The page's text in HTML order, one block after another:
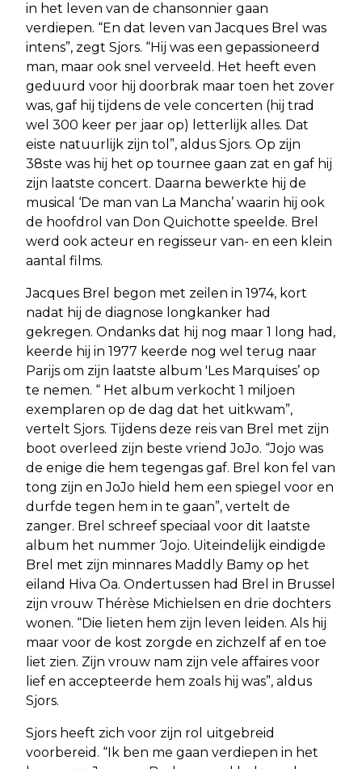
in het leven van de chansonnier gaan
verdiepen. “En dat leven van Jacques Brel was
intens”, zegt Sjors. “Hij was een gepassioneerd
man, maar ook snel verveeld. Het heeft even
geduurd voor hij doorbrak maar toen het zover
was, gaf hij tijdens de vele concerten (hij trad
wel 300 keer per jaar op) letterlijk alles. Dat
eiste natuurlijk zijn tol”, aldus Sjors. Op zijn
38ste was hij het op tournee gaan zat en gaf hij
zijn laatste concert. Daarna bewerkte hij de
musical ‘De man van La Mancha’ waarin hij ook
de hoofdrol van Don Quichotte speelde. Brel
werd ook acteur en regisseur van- en een klein
aantal films.
Jacques Brel begon met zeilen in 1974, kort
nadat hij de diagnose longkanker had
gekregen. Ondanks dat hij nog maar 1 long had,
keerde hij in 1977 keerde nog wel terug naar
Parijs om zijn laatste album 'Les Marquises’ op
te nemen. “ Het album verkocht 1 miljoen
exemplaren op de dag dat het uitkwam”,
vertelt Sjors. Tijdens deze reis van Brel met zijn
boot overleed zijn beste vriend JoJo. “Jojo was
de enige die hem tegengas gaf. Brel kon fel van
tong zijn en JoJo hield hem een spiegel voor en
durfde tegen hem in te gaan”, vertelt de
zanger. Brel schreef speciaal voor dit laatste
album het nummer ‘Jojo. Uiteindelijk eindigde
Brel met zijn minnares Maddly Bamy op het
eiland Hiva Oa. Ondertussen had Brel in Brussel
zijn vrouw Thérèse Michielsen en drie dochters
wonen. “Die lieten hem zijn leven leiden. Als hij
maar voor de kost zorgde en zichzelf af en toe
liet zien. Zijn vrouw nam zijn vele affaires voor
lief en accepteerde hem zoals hij was”, aldus
Sjors.
Sjors heeft zich voor zijn rol uitgebreid
voorbereid. “Ik ben me gaan verdiepen in het